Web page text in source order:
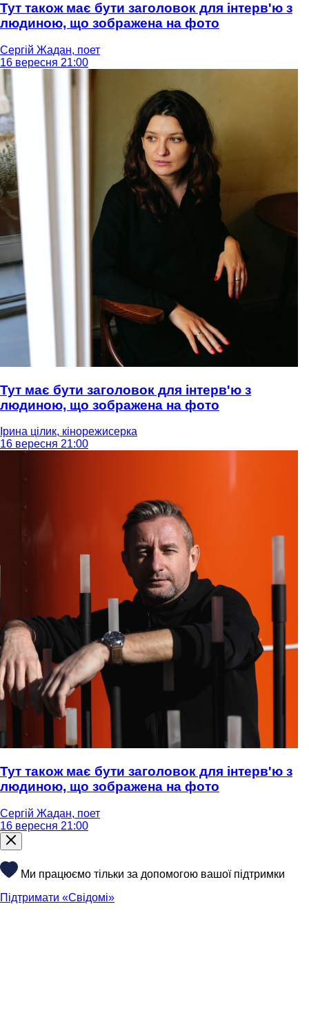
Тут також має бути заголовок для інтерв'ю з
людиною, що зображена на фото
Сергій Жадан, поет
16 вересня 21:00
Тут має бути заголовок для інтерв'ю з
людиною, що зображена на фото
Ірина цілик, кінорежисерка
16 вересня 21:00
Тут також має бути заголовок для інтерв'ю з
людиною, що зображена на фото
Сергій Жадан, поет
16 вересня 21:00
Ми працюємо тільки за допомогою вашої підтримки
Підтримати «Свідомі»